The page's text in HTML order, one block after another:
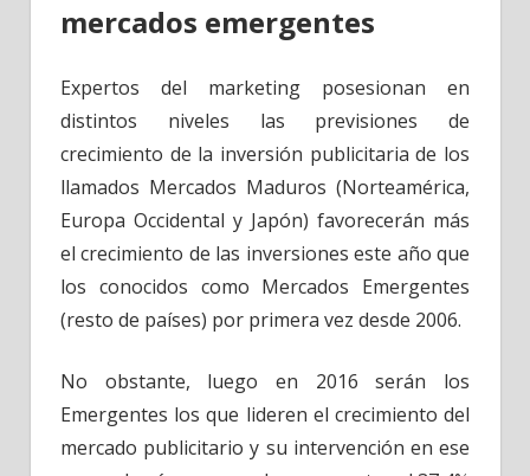
mercados emergentes
Expertos del marketing posesionan en
distintos niveles las previsiones de
crecimiento de la inversión publicitaria de los
llamados Mercados Maduros (Norteamérica,
Europa Occidental y Japón) favorecerán más
el crecimiento de las inversiones este año que
los conocidos como Mercados Emergentes
(resto de países) por primera vez desde 2006.
No obstante, luego en 2016 serán los
Emergentes los que lideren el crecimiento del
mercado publicitario y su intervención en ese